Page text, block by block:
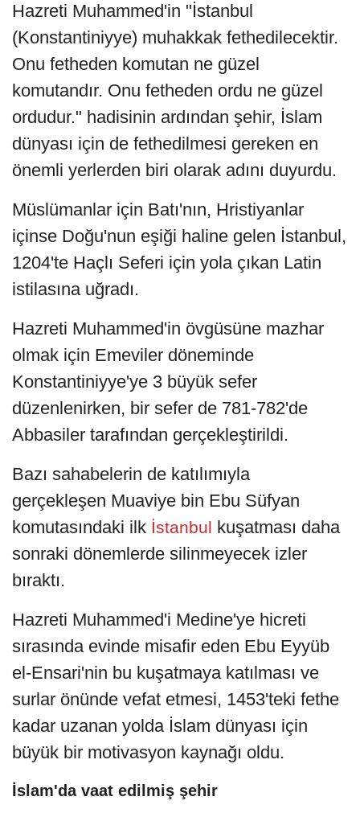
Hazreti Muhammed'in "İstanbul
(Konstantiniyye) muhakkak fethedilecektir.
Onu fetheden komutan ne güzel
komutandır. Onu fetheden ordu ne güzel
ordudur." hadisinin ardından şehir, İslam
dünyası için de fethedilmesi gereken en
önemli yerlerden biri olarak adını duyurdu.
Müslümanlar için Batı'nın, Hristiyanlar
içinse Doğu'nun eşiği haline gelen İstanbul,
1204'te Haçlı Seferi için yola çıkan Latin
istilasına uğradı.
Hazreti Muhammed'in övgüsüne mazhar
olmak için Emeviler döneminde
Konstantiniyye'ye 3 büyük sefer
düzenlenirken, bir sefer de 781-782'de
Abbasiler tarafından gerçekleştirildi.
Bazı sahabelerin de katılımıyla
gerçekleşen Muaviye bin Ebu Süfyan
komutasındaki ilk İstanbul kuşatması daha
sonraki dönemlerde silinmeyecek izler
bıraktı.
Hazreti Muhammed'i Medine'ye hicreti
sırasında evinde misafir eden Ebu Eyyüb
el-Ensari'nin bu kuşatmaya katılması ve
surlar önünde vefat etmesi, 1453'teki fethe
kadar uzanan yolda İslam dünyası için
büyük bir motivasyon kaynağı oldu.
İslam'da vaat edilmiş şehir